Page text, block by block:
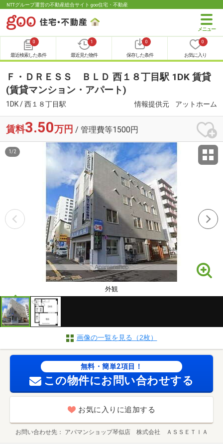
NTTグループ運営の不動産総合サイト goo住宅・不動産
0
最近検索した条件
1
最近見た物件
0
保存した条件
0
お気に入り
Ｆ・ＤＲＥＳＳ ＢＬＤ 西１８丁目駅 1DK 賃貸
(賃貸マンション・アパート)
1DK / 西１８丁目駅 情報提供元 アットホーム
賃料3.50万円 / 管理費等1500円
外観
1 /2
画像の一覧を見る（2枚）
無料・簡単2項目！
この物件にお問い合わせする
お気に入りに追加する
お問い合わせ先 アパマンショップ琴似店 株式会社 ＡＳＳＥＴＩＡ